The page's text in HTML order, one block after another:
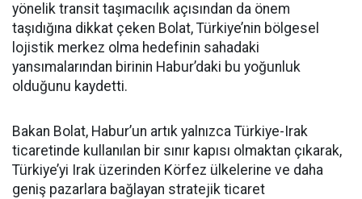
yönelik transit taşımacılık açısından da önem
taşıdığına dikkat çeken Bolat, Türkiye’nin bölgesel
lojistik merkez olma hedefinin sahadaki
yansımalarından birinin Habur’daki bu yoğunluk
olduğunu kaydetti.
Bakan Bolat, Habur’un artık yalnızca Türkiye-Irak
ticaretinde kullanılan bir sınır kapısı olmaktan çıkarak,
Türkiye’yi Irak üzerinden Körfez ülkelerine ve daha
geniş pazarlara bağlayan stratejik ticaret